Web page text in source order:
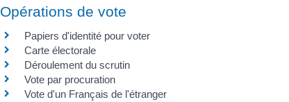
Opérations de vote
Papiers d'identité pour voter
Carte électorale
Déroulement du scrutin
Vote par procuration
Vote d'un Français de l'étranger